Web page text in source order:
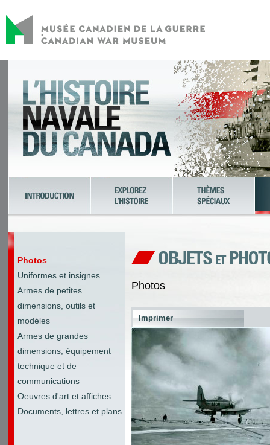
Photos
Uniformes et insignes
Armes de petites
dimensions, outils et
modèles
Armes de grandes
dimensions, équipement
technique et de
communications
Oeuvres d'art et affiches
Documents, lettres et plans
Photos
Imprimer